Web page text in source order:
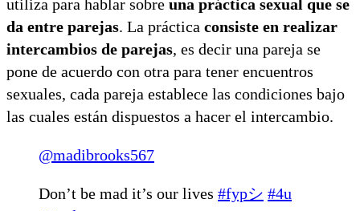
utiliza para hablar sobre una práctica sexual que se
da entre parejas. La práctica consiste en realizar
intercambios de parejas, es decir una pareja se
pone de acuerdo con otra para tener encuentros
sexuales, cada pareja establece las condiciones bajo
las cuales están dispuestos a hacer el intercambio.
@madibrooks567
Don’t be mad it’s our lives #fypシ #4u